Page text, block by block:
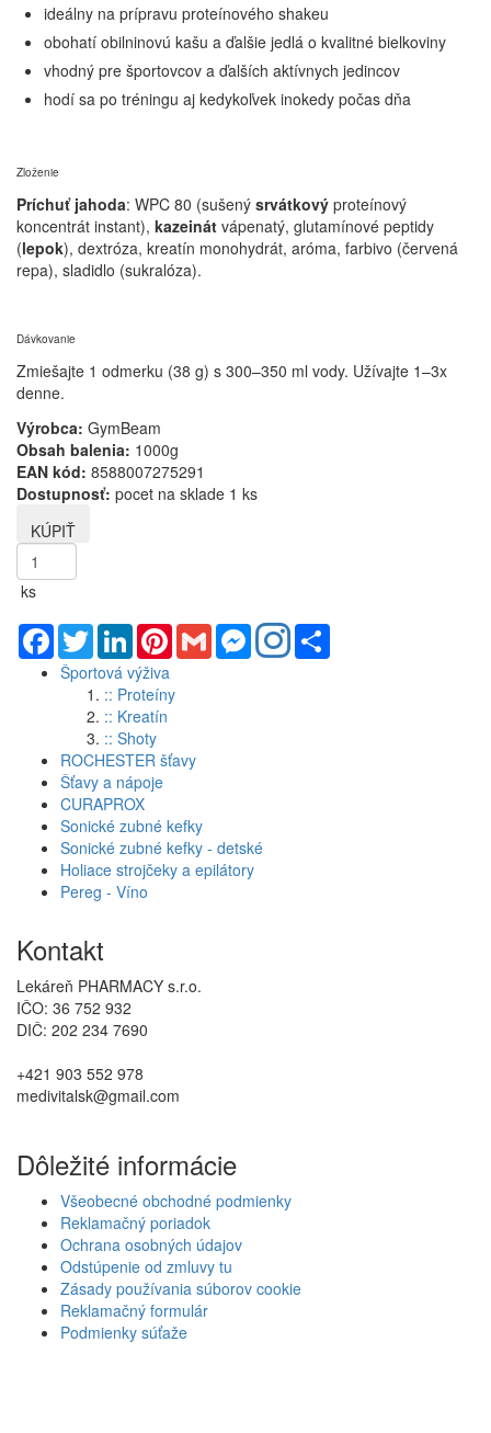
ideálny na prípravu proteínového shakeu
obohatí obilninovú kašu a ďalšie jedlá o kvalitné bielkoviny
vhodný pre športovcov a ďalších aktívnych jedincov
hodí sa po tréningu aj kedykoľvek inokedy počas dňa
Zloženie
Príchuť jahoda: WPC 80 (sušený srvátkový proteínový
koncentrát instant), kazeinát vápenatý, glutamínové peptidy
(lepok), dextróza, kreatín monohydrát, aróma, farbivo (červená
repa), sladidlo (sukralóza).
Dávkovanie
Zmiešajte 1 odmerku (38 g) s 300–350 ml vody. Užívajte 1–3x
denne.
Výrobca: GymBeam
Obsah balenia: 1000g
EAN kód: 8588007275291
Dostupnosť: pocet na sklade 1 ks
ks
Facebook
TwitterLinkedInPinterestGmail Messenger
Športová výživa
:: Proteíny
:: Kreatín
:: Shoty
ROCHESTER šťavy
Šťavy a nápoje
CURAPROX
Sonické zubné kefky
Sonické zubné kefky - detské
Holiace strojčeky a epilátory
Pereg - Víno
Kontakt
Lekáreň PHARMACY s.r.o.
IČO: 36 752 932
DIČ: 202 234 7690
+421 903 552 978
medivitalsk@gmail.com
Dôležité informácie
Všeobecné obchodné podmienky
Reklamačný poriadok
Ochrana osobných údajov
Odstúpenie od zmluvy tu
Zásady používania súborov cookie
Reklamačný formulár
Podmienky súťaže